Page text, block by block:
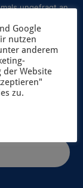
ungefragt an
.
Google
nutzen
anderem
der Website
zu.